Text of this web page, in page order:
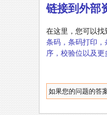
链接到外部
在这里，您可以找
条码，条码打印，
序，校验位以及更
如果您的问题的答